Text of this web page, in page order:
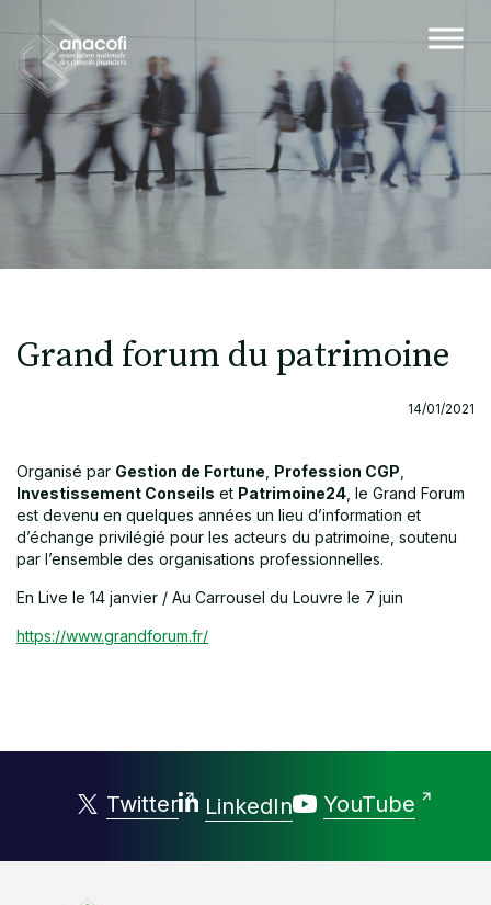
Grand forum du patrimoine
14/01/2021
Organisé par Gestion de Fortune Profession CGP
Investissement Conseils et Patrimoine24 , le Grand Forum
est devenu en quelques années un lieu d’information et
d’échange privilégié pour les acteurs du patrimoine, soutenu
par l’ensemble des organisations professionnelles.
En Live le 14 janvier / Au Carrousel du Louvre le 7 juin
https://www.grandforum.fr/
Twitter LinkedIn YouTube